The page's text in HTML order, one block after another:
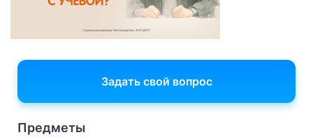
Задать свой вопрос
Предметы